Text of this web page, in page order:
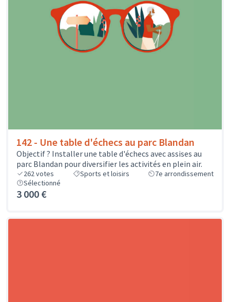
142 - Une table d'échecs au parc Blandan
Objectif ? Installer une table d'échecs avec assises au
parc Blandan pour diversifier les activités en plein air.
262votes Sports et loisirs
7e arrondissement
Sélectionné
3 000 €